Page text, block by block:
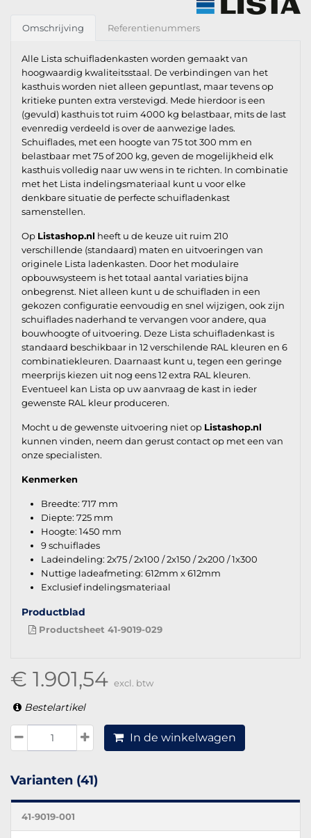
Omschrijving Referentienummers
Alle Lista schuifladenkasten worden gemaakt van
hoogwaardig kwaliteitsstaal. De verbindingen van het
kasthuis worden niet alleen gepuntlast, maar tevens op
kritieke punten extra verstevigd. Mede hierdoor is een
(gevuld) kasthuis tot ruim 4000 kg belastbaar, mits de last
evenredig verdeeld is over de aanwezige lades.
Schuiflades, met een hoogte van 75 tot 300 mm en
belastbaar met 75 of 200 kg, geven de mogelijkheid elk
kasthuis volledig naar uw wens in te richten. In combinatie
met het Lista indelingsmateriaal kunt u voor elke
denkbare situatie de perfecte schuifladenkast
samenstellen.
Op Listashop.nl heeft u de keuze uit ruim 210
verschillende (standaard) maten en uitvoeringen van
originele Lista ladenkasten. Door het modulaire
opbouwsysteem is het totaal aantal variaties bijna
onbegrenst. Niet alleen kunt u de schuifladen in een
gekozen configuratie eenvoudig en snel wijzigen, ook zijn
schuiflades naderhand te vervangen voor andere, qua
bouwhoogte of uitvoering. Deze Lista schuifladenkast is
standaard beschikbaar in 12 verschilende RAL kleuren en 6
combinatiekleuren. Daarnaast kunt u, tegen een geringe
meerprijs kiezen uit nog eens 12 extra RAL kleuren.
Eventueel kan Lista op uw aanvraag de kast in ieder
gewenste RAL kleur produceren.
Mocht u de gewenste uitvoering niet op Listashop.nl
kunnen vinden, neem dan gerust contact op met een van
onze specialisten.
Kenmerken
Breedte: 717 mm
Diepte: 725 mm
Hoogte: 1450 mm
9 schuiflades
Ladeindeling: 2x75 / 2x100 / 2x150 / 2x200 / 1x300
Nuttige ladeafmeting: 612mm x 612mm
Exclusief indelingsmateriaal
Productblad
Productsheet 41-9019-029
€ 1.901,54 excl. btw
Bestelartikel
In de winkelwagen
Varianten (41)
41-9019-001